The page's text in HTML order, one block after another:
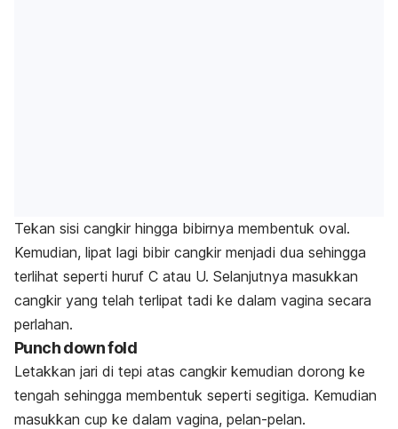
Tekan sisi cangkir hingga bibirnya membentuk oval.
Kemudian, lipat lagi bibir cangkir menjadi dua sehingga
terlihat seperti huruf C atau U. Selanjutnya masukkan
cangkir yang telah terlipat tadi ke dalam vagina secara
perlahan.
Punch down fold
Letakkan jari di tepi atas cangkir kemudian dorong ke
tengah sehingga membentuk seperti segitiga. Kemudian
masukkan cup ke dalam vagina, pelan-pelan.